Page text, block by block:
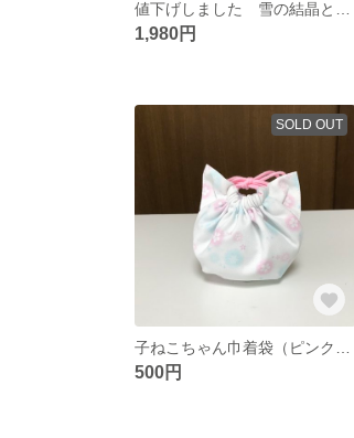
1,980円
SOLD OUT
500円